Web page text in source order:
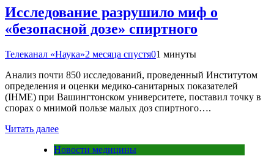
Исследование разрушило миф о
«безопасной дозе» спиртного
Телеканал «Наука»2 месяца спустя01 минуты
Анализ почти 850 исследований, проведенный Институтом
определения и оценки медико-санитарных показателей
(IHME) при Вашингтонском университете, поставил точку в
спорах о мнимой пользе малых доз спиртного….
Читать далее
Новости медицины